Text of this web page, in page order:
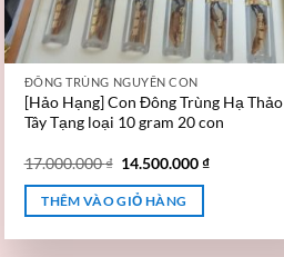
ĐÔNG TRÙNG NGUYÊN CON
[Hảo Hạng] Con Đông Trùng Hạ Thảo
Tây Tạng loại 10 gram 20 con
17.000.000₫ 14.500.000₫
THÊM VÀO GIỎ HÀNG